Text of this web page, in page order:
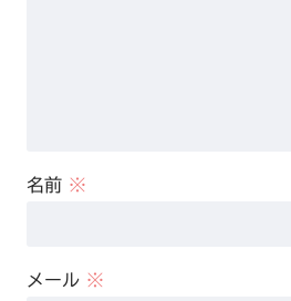
名前 ※
メール ※